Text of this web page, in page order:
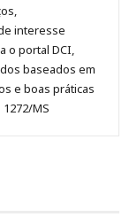
interesse
o portal DCI,
baseados em
e boas práticas
MS